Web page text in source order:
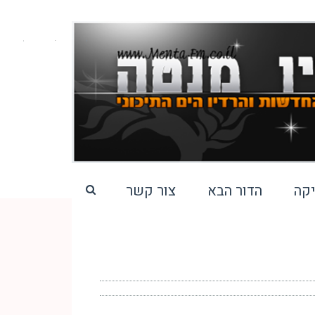
הדור הבא צור קשר